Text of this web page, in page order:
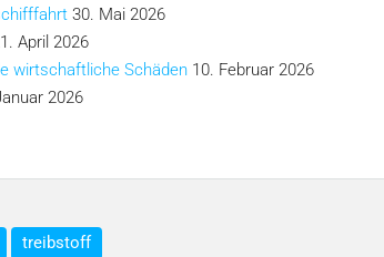
30. Mai 2026
April 2026
wirtschaftliche Schäden 10. Februar 2026
2026
treibstoff